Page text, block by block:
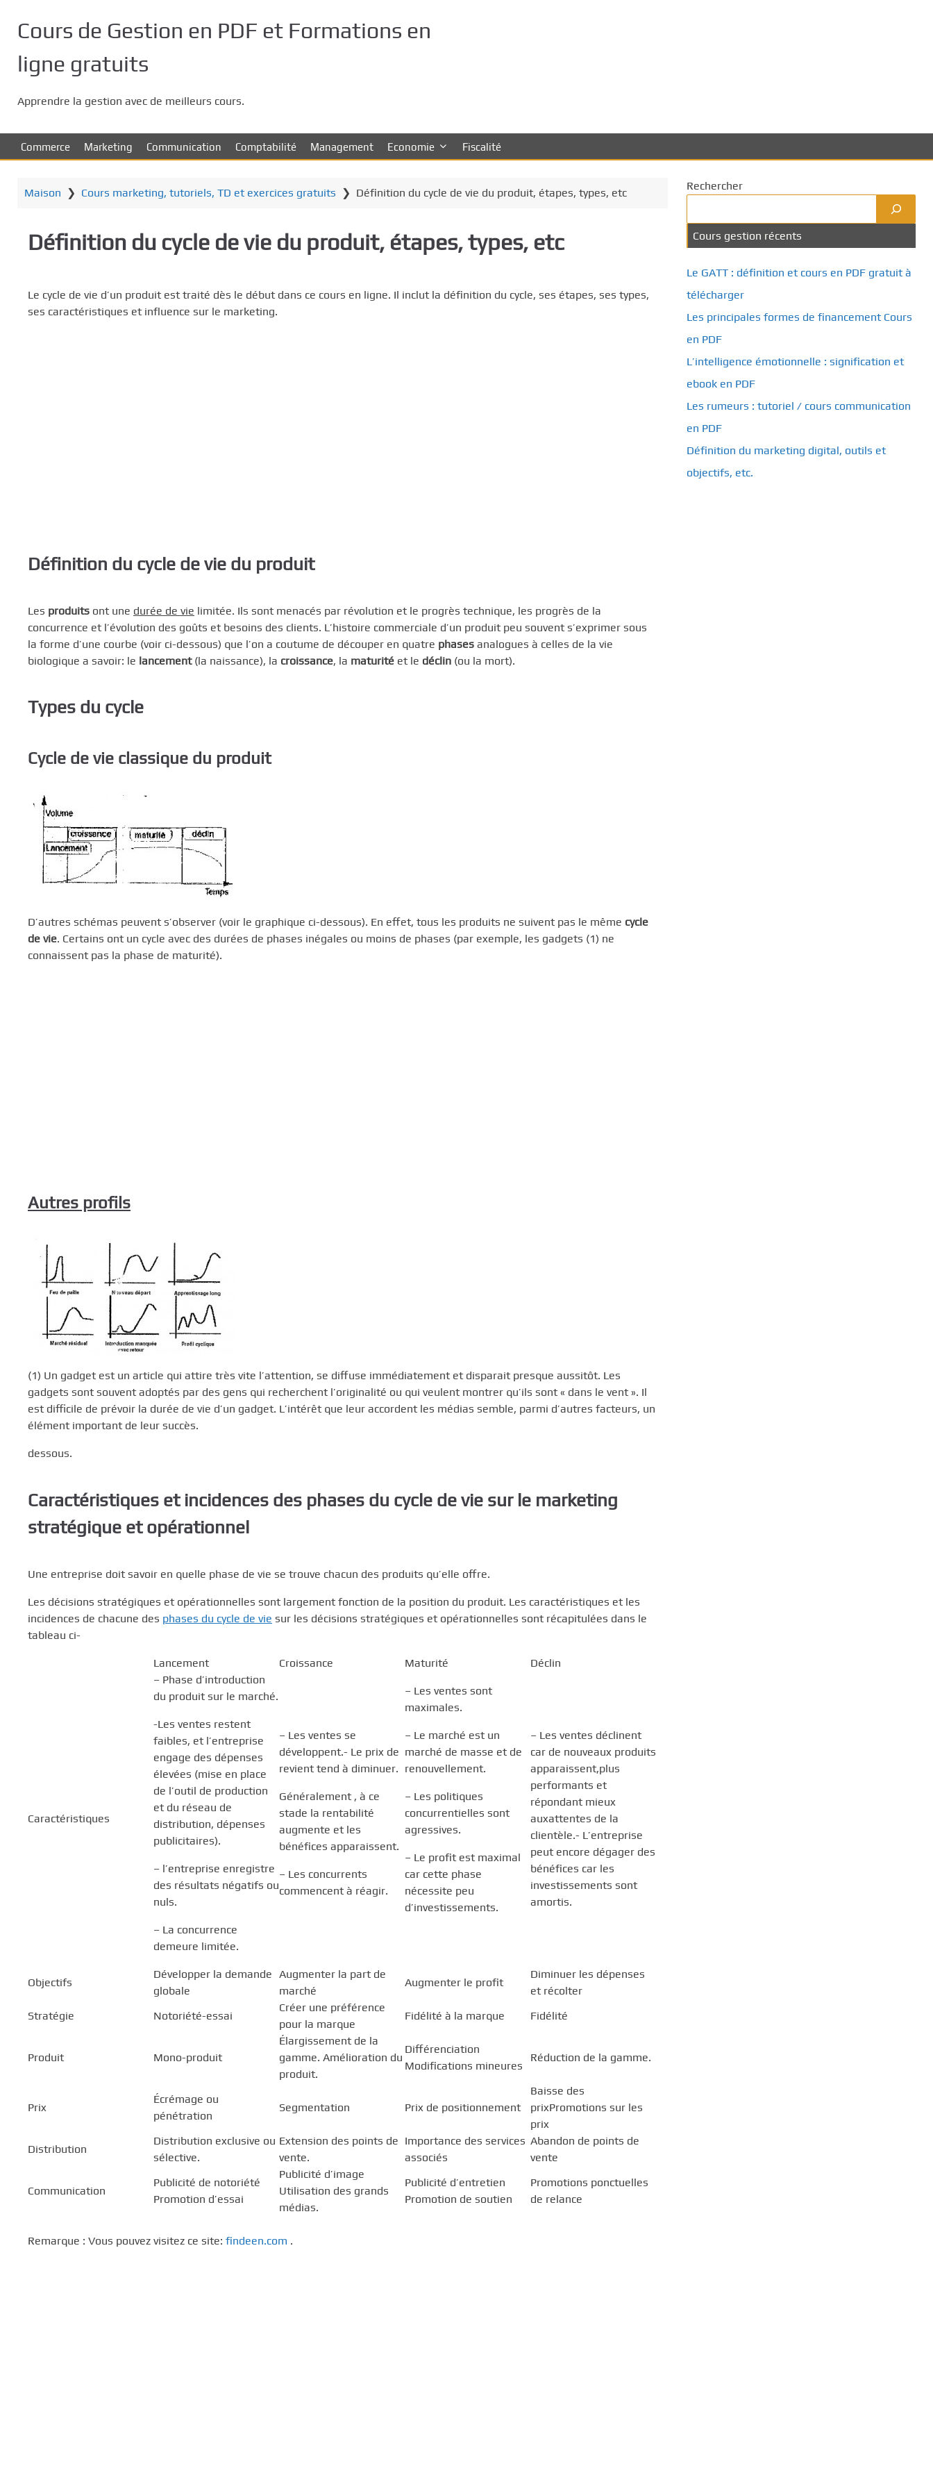
o
Cours de Gestion en PDF et Formations en
ligne gratuits
Apprendre la gestion avec de meilleurs cours.
Commerce Marketing Communication Comptabilité Management Economie Fiscalité
Maison ❯ Cours marketing, tutoriels, TD et exercices gratuits ❯ Définition du cycle de vie du produit, étapes, types, etc
Définition du cycle de vie du produit, étapes, types, etc
Le cycle de vie d’un produit est traité dès le début dans ce cours en ligne. Il inclut la définition du cycle, ses étapes, ses types,
ses caractéristiques et influence sur le marketing.
Définition du cycle de vie du produit
Les produits ont une durée de vie limitée. Ils sont menacés par révolution et le progrès technique, les progrès de la
concurrence et l’évolution des goûts et besoins des clients. L’histoire commerciale d’un produit peu souvent s’exprimer sous
la forme d’une courbe (voir ci-dessous) que l’on a coutume de découper en quatre phases analogues à celles de la vie
biologique a savoir: le lancement(la naissance), la croissance, la maturité et le déclin (ou la mort).
Types du cycle
Cycle de vie classique du produit
D’autres schémas peuvent s’observer (voir le graphique ci-dessous). En effet, tous les produits ne suivent pas le même cycle
de vie. Certains ont un cycle avec des durées de phases inégales ou moins de phases (par exemple, les gadgets (1) ne
connaissent pas la phase de maturité).
Autres profils
(1) Un gadget est un article qui attire très vite l’attention, se diffuse immédiatement et disparait presque aussitôt. Les
gadgets sont souvent adoptés par des gens qui recherchent l’originalité ou qui veulent montrer qu’ils sont « dans le vent ». Il
est difficile de prévoir la durée de vie d’un gadget. L’intérêt que leur accordent les médias semble, parmi d’autres facteurs, un
élément important de leur succès.
dessous.
Caractéristiques et incidences des phases du cycle de vie sur le marketing
stratégique et opérationnel
Une entreprise doit savoir en quelle phase de vie se trouve chacun des produits qu’elle offre.
Les décisions stratégiques et opérationnelles sont largement fonction de la position du produit. Les caractéristiques et les
incidences de chacune des phases du cycle de vie sur les décisions stratégiques et opérationnelles sont récapitulées dans le
tableau ci-
Lancement Croissance Maturité Déclin
Caractéristiques
– Phase d’introduction
du produit sur le marché.
-Les ventes restent
faibles, et l’entreprise
engage des dépenses
élevées (mise en place
de l’outil de production
et du réseau de
distribution, dépenses
publicitaires).
– l’entreprise enregistre
des résultats négatifs ou
nuls.
– La concurrence
demeure limitée.
– Les ventes se
développent.- Le prix de
revient tend à diminuer.
Généralement , à ce
stade la rentabilité
augmente et les
bénéfices apparaissent.
– Les concurrents
commencent à réagir.
– Les ventes sont
maximales.
– Le marché est un
marché de masse et de
renouvellement.
– Les politiques
concurrentielles sont
agressives.
– Le profit est maximal
car cette phase
nécessite peu
d’investissements.
– Les ventes déclinent
car de nouveaux produits
apparaissent,plus
performants et
répondant mieux
auxattentes de la
clientèle.- L’entreprise
peut encore dégager des
bénéfices car les
investissements sont
amortis.
Objectifs
Développer la demande
globale
Augmenter la part de
marché
Augmenter le profit
Diminuer les dépenses
et récolter
Stratégie
Notoriété-essai
Créer une préférence
pour la marque
Fidélité à la marque Fidélité
Produit Mono-produit
Élargissement de la
gamme. Amélioration du
produit.
Différenciation
Modifications mineures
Réduction de la gamme.
Prix
Écrémage ou
pénétration
Segmentation Prix de positionnement
Baisse des
prixPromotions sur les
prix
Distribution
Distribution exclusive ou
sélective.
Extension des points de
vente.
Importance des services
associés
Abandon de points de
vente
Communication
Publicité de notoriété
Promotion d’essai
Publicité d’image
Utilisation des grands
médias.
Publicité d’entretien
Promotion de soutien
Promotions ponctuelles
de relance
Remarque : Vous pouvez visitez ce site: findeen.com .
Rechercher
Cours gestion récents
Le GATT : définition et cours en PDF gratuit à
télécharger
Les principales formes de financement Cours
en PDF
L’intelligence émotionnelle : signification et
ebook en PDF
Les rumeurs : tutoriel / cours communication
en PDF
Définition du marketing digital, outils et
objectifs, etc.